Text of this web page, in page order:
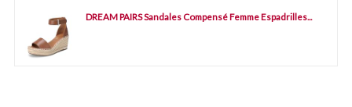
DREAM PAIRS Sandales Compensé Femme Espadrilles...